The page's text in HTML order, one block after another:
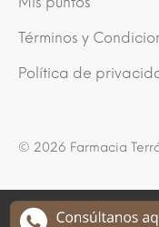
Términos y
Política de
© 2026 Farmacia